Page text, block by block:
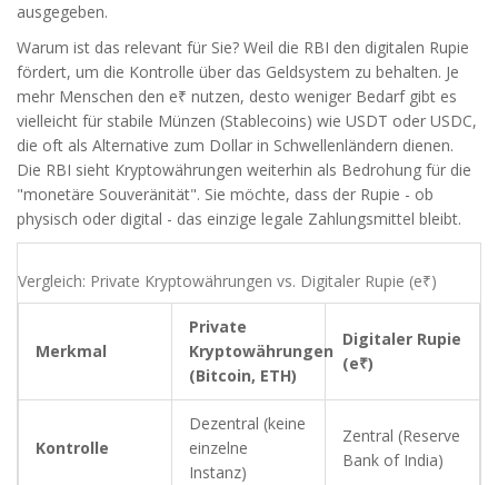
ausgegeben.
Warum ist das relevant für Sie? Weil die RBI den digitalen Rupie
fördert, um die Kontrolle über das Geldsystem zu behalten. Je
mehr Menschen den e₹ nutzen, desto weniger Bedarf gibt es
vielleicht für stabile Münzen (Stablecoins) wie USDT oder USDC,
die oft als Alternative zum Dollar in Schwellenländern dienen.
Die RBI sieht Kryptowährungen weiterhin als Bedrohung für die
"monetäre Souveränität". Sie möchte, dass der Rupie - ob
physisch oder digital - das einzige legale Zahlungsmittel bleibt.
Vergleich: Private Kryptowährungen vs. Digitaler Rupie (e₹)
Merkmal
Private
Kryptowährungen
(Bitcoin, ETH)
Digitaler Rupie
(e₹)
Kontrolle
Dezentral (keine
einzelne
Instanz)
Zentral (Reserve
Bank of India)